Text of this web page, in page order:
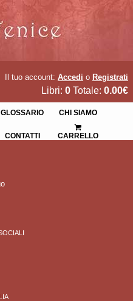
Il tuo account: Accedi o Registrati
Libri: 0 Totale: 0.00€
GLOSSARIO CHI SIAMO
CONTATTI CARRELLO